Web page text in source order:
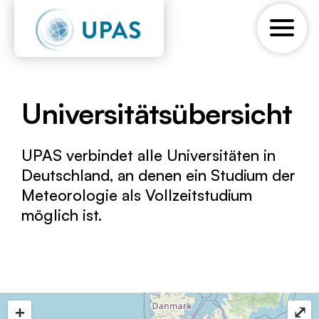
Universitätsübersicht
UPAS verbindet alle Universitäten in
Deutschland, an denen ein Studium der
Meteorologie als Vollzeitstudium
möglich ist.
+ ⤢